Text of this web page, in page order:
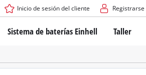
Inicio de sesión del cliente Registrarse
Sistema de baterías Einhell
El sistema de baterías Power X-Change
Taller
Taladros